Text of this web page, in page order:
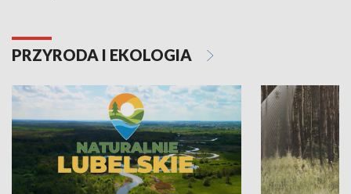
PRZYRODA I EKOLOGIA